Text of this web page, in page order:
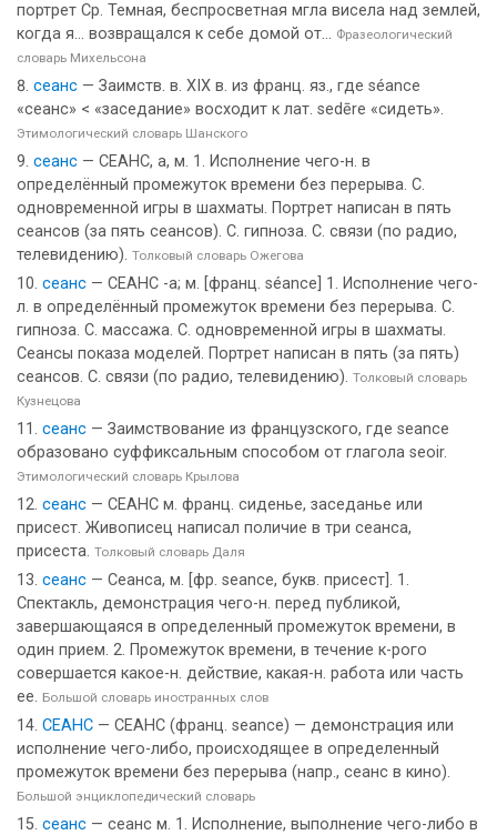
портрет Ср. Темная, беспросветная мгла висела над землей,
когда я... возвращался к себе домой от... Фразеологический
словарь Михельсона
сеанс — Заимств. в. XIX в. из франц. яз., где séance
«сеанс» < «заседание» восходит к лат. sedēre «сидеть».
Этимологический словарь Шанского
сеанс — СЕАНС, а, м. 1. Исполнение чего-н. в
определённый промежуток времени без перерыва. С.
одновременной игры в шахматы. Портрет написан в пять
сеансов (за пять сеансов). С. гипноза. С. связи (по радио,
телевидению). Толковый словарь Ожегова
сеанс — СЕАНС -а; м. [франц. séance] 1. Исполнение чего-
л. в определённый промежуток времени без перерыва. С.
гипноза. С. массажа. С. одновременной игры в шахматы.
Сеансы показа моделей. Портрет написан в пять (за пять)
сеансов. С. связи (по радио, телевидению). Толковый словарь
Кузнецова
сеанс — Заимствование из французского, где seance
образовано суффиксальным способом от глагола seoir.
Этимологический словарь Крылова
сеанс — СЕАНС м. франц. сиденье, заседанье или
присест. Живописец написал поличие в три сеанса,
присеста. Толковый словарь Даля
сеанс — Сеанса, м. [фр. seance, букв. присест]. 1.
Спектакль, демонстрация чего-н. перед публикой,
завершающаяся в определенный промежуток времени, в
один прием. 2. Промежуток времени, в течение к-рого
совершается какое-н. действие, какая-н. работа или часть
ее. Большой словарь иностранных слов
СЕАНС — СЕАНС (франц. seance) — демонстрация или
исполнение чего-либо, происходящее в определенный
промежуток времени без перерыва (напр., сеанс в кино).
Большой энциклопедический словарь
сеанс — сеанс м. 1. Исполнение, выполнение чего-либо в